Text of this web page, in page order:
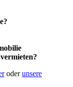
oderunsere